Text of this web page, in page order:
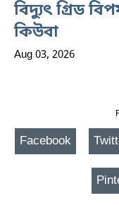
বিদ্যুৎ গ্রিড
কিউবা
Aug 03, 2026
Facebook